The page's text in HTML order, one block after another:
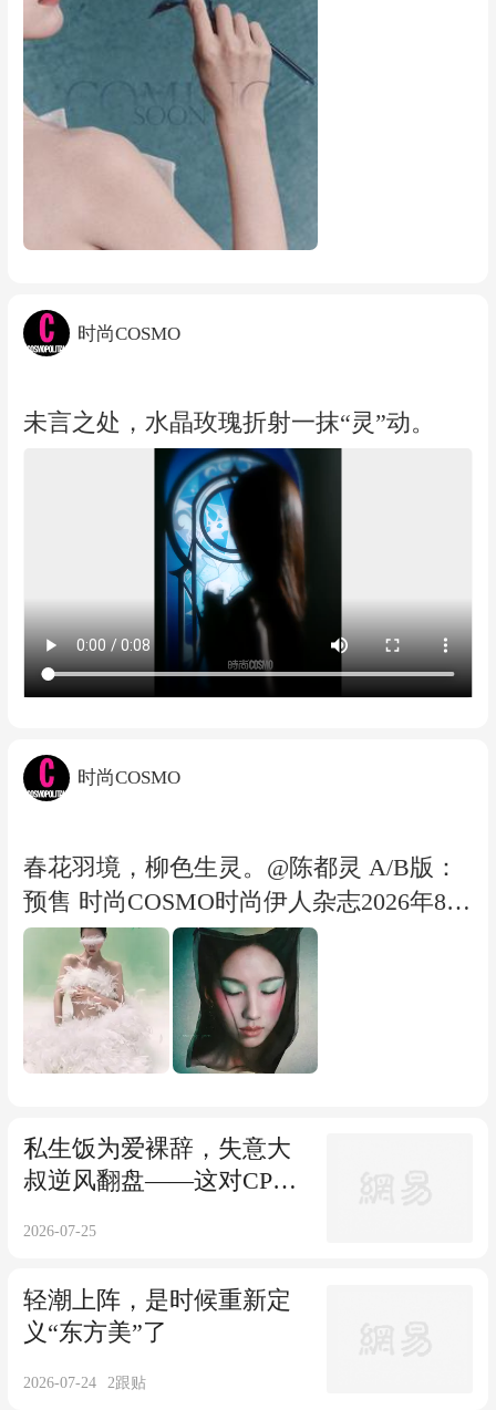
时尚COSMO
未言之处，水晶玫瑰折射一抹“灵”动。
时尚COSMO
春花羽境，柳色生灵。@陈都灵 A/B版：
预售 时尚COSMO时尚伊人杂志2026年8期
封面 陈都灵 A/B版套装 期刊杂志 C版：
销量X2 预售 时尚COSMO时尚伊人杂志20
26年8期 封面 陈都灵 C版套装 期刊杂志
私生饭为爱裸辞，失意大
叔逆风翻盘——这对CP我
2026-07-25
轻潮上阵，是时候重新定
义“东方美”了
2026-07-24 2跟贴